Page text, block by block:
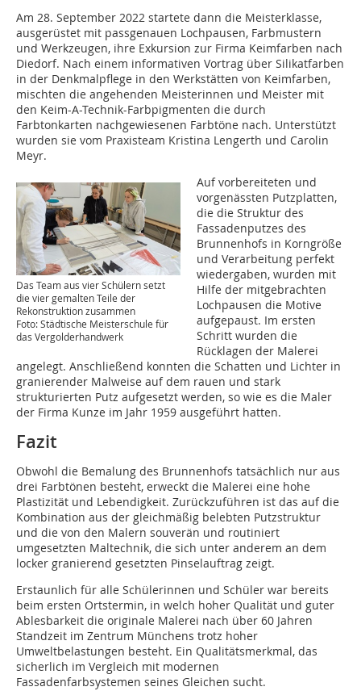
Am 28. September 2022 startete dann die Meisterklasse,
ausgerüstet mit passgenauen Lochpausen, Farbmustern
und Werkzeugen, ihre Exkursion zur Firma Keimfarben nach
Diedorf. Nach einem informativen Vortrag über Silikatfarben
in der Denkmalpflege in den Werkstätten von Keimfarben,
mischten die angehenden Meisterinnen und Meister mit
den Keim-A-Technik-Farbpigmenten die durch
Farbtonkarten nachgewiesenen Farbtöne nach. Unterstützt
wurden sie vom Praxisteam Kristina Lengerth und Carolin
Meyr.
Das Team aus vier Schülern setzt
die vier gemalten Teile der
Rekonstruktion zusammen
Foto: Städtische Meisterschule für
das Vergolderhandwerk
Auf vorbereiteten und
vorgenässten Putzplatten,
die die Struktur des
Fassadenputzes des
Brunnenhofs in Korngröße
und Verarbeitung perfekt
wiedergaben, wurden mit
Hilfe der mitgebrachten
Lochpausen die Motive
aufgepaust. Im ersten
Schritt wurden die
Rücklagen der Malerei
angelegt. Anschließend konnten die Schatten und Lichter in
granierender Malweise auf dem rauen und stark
strukturierten Putz aufgesetzt werden, so wie es die Maler
der Firma Kunze im Jahr 1959 ausgeführt hatten.
Fazit
Obwohl die Bemalung des Brunnenhofs tatsächlich nur aus
drei Farbtönen besteht, erweckt die Malerei eine hohe
Plastizität und Lebendigkeit. Zurückzuführen ist das auf die
Kombination aus der gleichmäßig belebten Putzstruktur
und die von den Malern souverän und routiniert
umgesetzten Maltechnik, die sich unter anderem an dem
locker granierend gesetzten Pinselauftrag zeigt.
Erstaunlich für alle Schülerinnen und Schüler war bereits
beim ersten Ortstermin, in welch hoher Qualität und guter
Ablesbarkeit die originale Malerei nach über 60 Jahren
Standzeit im Zentrum Münchens trotz hoher
Umweltbelastungen besteht. Ein Qualitätsmerkmal, das
sicherlich im Vergleich mit modernen
Fassadenfarbsystemen seines Gleichen sucht.